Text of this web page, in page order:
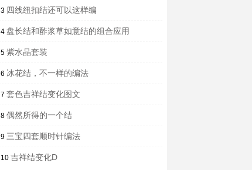
3 四线纽扣结还可以这样编
4 盘长结和酢浆草如意结的组合应用
5 紫水晶套装
6 冰花结，不一样的编法
7 套色吉祥结变化图文
8 偶然所得的一个结
9 三宝四套顺时针编法
10 吉祥结变化D